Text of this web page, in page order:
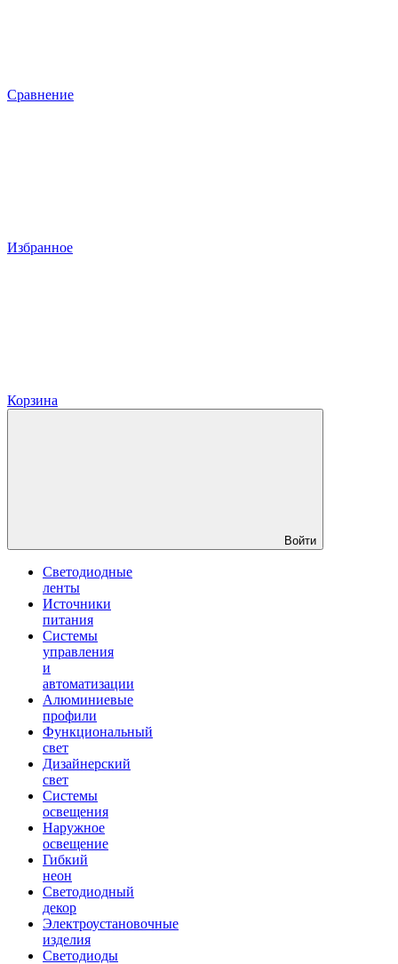
Сравнение
Избранное
Корзина
Войти
Светодиодные
ленты
Источники
питания
Системы
управления
и
автоматизации
Алюминиевые
профили
Функциональный
свет
Дизайнерский
свет
Системы
освещения
Наружное
освещение
Гибкий
неон
Светодиодный
декор
Электроустановочные
изделия
Светодиоды